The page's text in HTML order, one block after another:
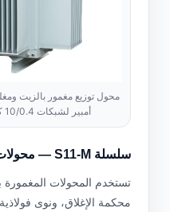
أمبير لشبكات 10/0.4 كيلو فولت و20/0.4 كيلو فولت.
سلسلة S11-M — محولات توزيع قياسية مغلقة بالكامل
محكمة الإغلاق، ونوى